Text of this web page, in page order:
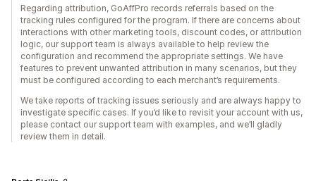
Regarding attribution, GoAffPro records referrals based on the
tracking rules configured for the program. If there are concerns about
interactions with other marketing tools, discount codes, or attribution
logic, our support team is always available to help review the
configuration and recommend the appropriate settings. We have
features to prevent unwanted attribution in many scenarios, but they
must be configured according to each merchant’s requirements.
We take reports of tracking issues seriously and are always happy to
investigate specific cases. If you’d like to revisit your account with us,
please contact our support team with examples, and we’ll gladly
review them in detail.